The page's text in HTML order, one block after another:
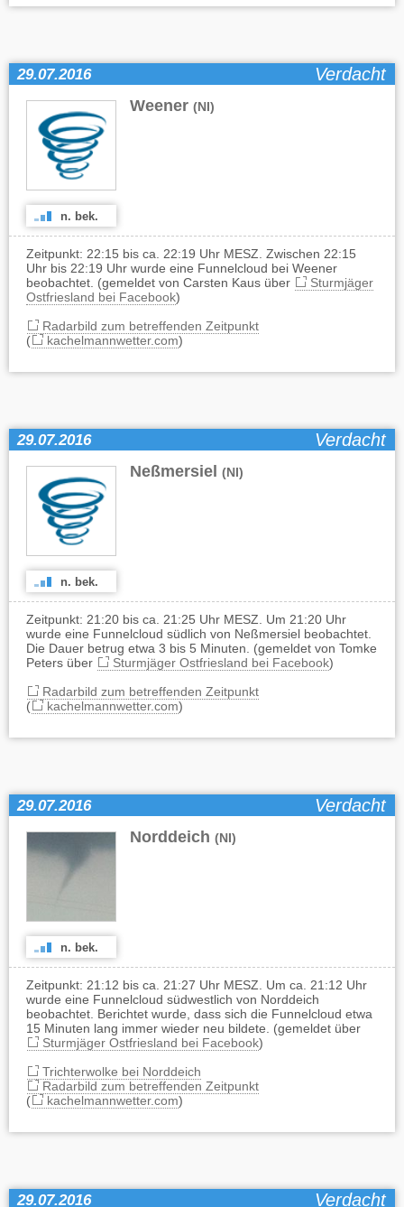
29.07.2016 Verdacht
Weener (NI)
n. bek.
Zeitpunkt: 22:15 bis ca. 22:19 Uhr MESZ. Zwischen 22:15
Uhr bis 22:19 Uhr wurde eine Funnelcloud bei Weener
beobachtet. (gemeldet von Carsten Kaus über
Sturmjäger
Ostfriesland bei Facebook)
Radarbild zum betreffenden Zeitpunkt
(
kachelmannwetter.com)
29.07.2016 Verdacht
Neßmersiel (NI)
n. bek.
Zeitpunkt: 21:20 bis ca. 21:25 Uhr MESZ. Um 21:20 Uhr
wurde eine Funnelcloud südlich von Neßmersiel beobachtet.
Die Dauer betrug etwa 3 bis 5 Minuten. (gemeldet von Tomke
Peters über
Sturmjäger Ostfriesland bei Facebook)
Radarbild zum betreffenden Zeitpunkt
(
kachelmannwetter.com)
29.07.2016 Verdacht
Norddeich (NI)
n. bek.
Zeitpunkt: 21:12 bis ca. 21:27 Uhr MESZ. Um ca. 21:12 Uhr
wurde eine Funnelcloud südwestlich von Norddeich
beobachtet. Berichtet wurde, dass sich die Funnelcloud etwa
15 Minuten lang immer wieder neu bildete. (gemeldet über
Sturmjäger Ostfriesland bei Facebook)
Trichterwolke bei Norddeich
Radarbild zum betreffenden Zeitpunkt
(
kachelmannwetter.com)
29.07.2016 Verdacht